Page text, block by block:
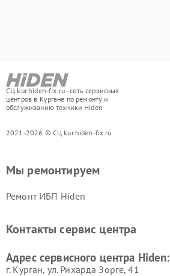
СЦ kur.hiden-fix.ru - сеть сервисных
центров в Кургане по ремонту и
обслуживанию техники Hiden
2021-2026 © СЦ kur.hiden-fix.ru
Мы ремонтируем
Ремонт ИБП Hiden
Контакты сервис центра
Адрес сервисного центра Hiden:
г. Курган, ул. Рихарда Зорге, 41